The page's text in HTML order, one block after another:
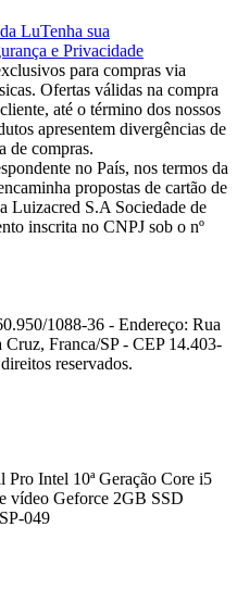
LuTenha sua
e Privacidade
para compras via
Ofertas válidas na compra
até o término dos nossos
apresentem divergências de
de compras.
no País, nos termos da
propostas de cartão de
Luizacred S.A Sociedade de
inscrita no CNPJ sob o nº
1088-36 - Endereço: Rua
Franca/SP - CEP 14.403-
reservados.
Intel 10ª Geração Core i5
vídeo Geforce 2GB SSD
049